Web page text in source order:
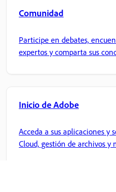
Comunidad
Participe en debates,
expertos y comparta sus
Inicio de Adobe
Acceda a sus aplicaciones y
Cloud, gestión de archivos y